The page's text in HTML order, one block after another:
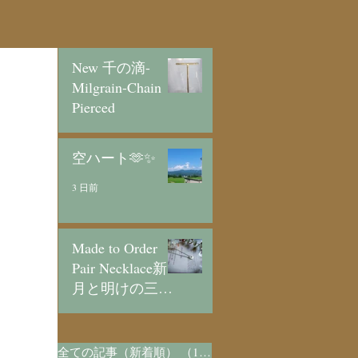
New 千の滴-
Milgrain-Chain
Pierced
2 日前
空ハート🫶✨
3 日前
Made to Order
Pair Necklace新
月と明けの三日
5 日前
全ての記事（新着順） （1,073）